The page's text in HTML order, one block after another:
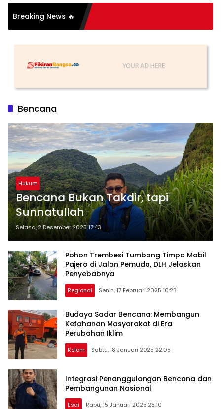
Breaking News 🔥
Bencana
Hukum
Bencana Bukan Takdir, tapi
Sunnatullah
Selasa, 2 Desember 2025 17:43
Pohon Trembesi Tumbang Timpa Mobil
Pajero di Jalan Pemuda, DLH Jelaskan
Penyebabnya
Regional Senin, 17 Februari 2025 10:23
Budaya Sadar Bencana: Membangun
Ketahanan Masyarakat di Era
Perubahan Iklim
Kolom Sabtu, 18 Januari 2025 22:05
Integrasi Penanggulangan Bencana dan
Pembangunan Nasional
Esai Rabu, 15 Januari 2025 23:10